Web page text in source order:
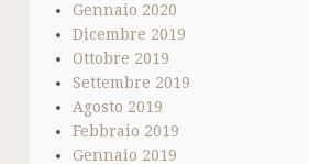
Gennaio 2020
Dicembre 2019
Ottobre 2019
Settembre 2019
Agosto 2019
Febbraio 2019
Gennaio 2019